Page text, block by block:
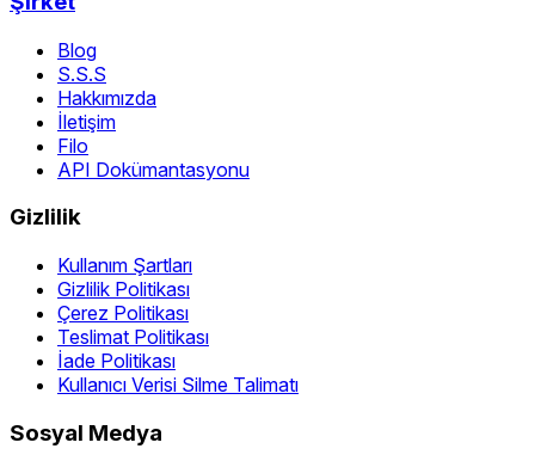
Blog
S.S.S
Hakkımızda
İletişim
Filo
API Dokümantasyonu
Gizlilik
Kullanım Şartları
Gizlilik Politikası
Çerez Politikası
Teslimat Politikası
İade Politikası
Kullanıcı Verisi Silme Talimatı
Sosyal Medya